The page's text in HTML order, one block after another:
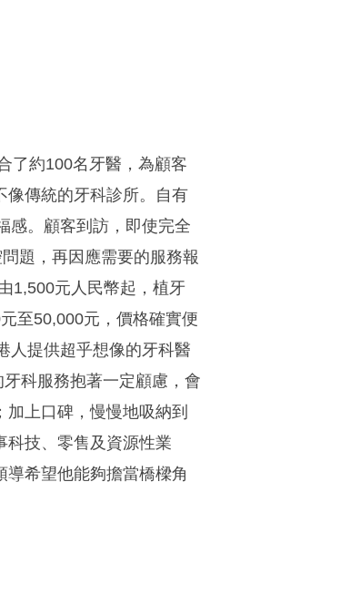
了約100名牙醫，為顧客
像傳統的牙科診所。自有
感。顧客到訪，即使完全
題，再因應需要的服務報
1,500元人民幣起，植牙
至50,000元，價格確實便
人提供超乎想像的牙科醫
科服務抱著一定顧慮，會
上口碑，慢慢地吸納到
科技、零售及資源性業
希望他能夠擔當橋樑角